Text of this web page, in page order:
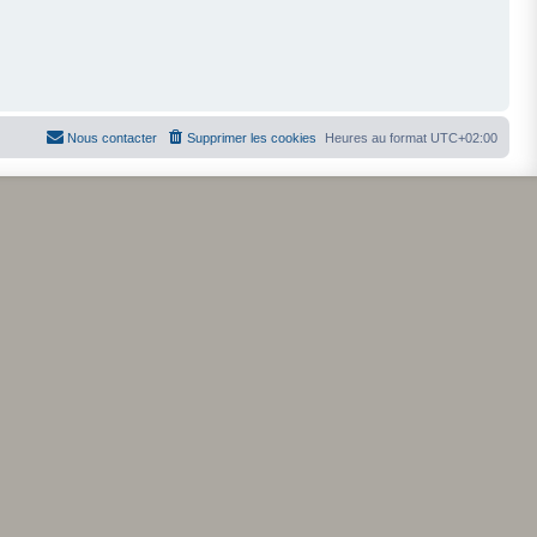
Heures au format UTC+02:00
Supprimer les cookies
Nous contacter